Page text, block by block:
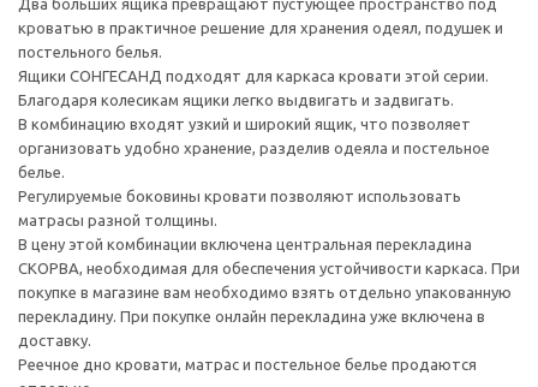
кроватью в практичное решение для хранения одеял, подушек и
постельного белья.
Ящики СОНГЕСАНД подходят для каркаса кровати этой серии.
Благодаря колесикам ящики легко выдвигать и задвигать.
В комбинацию входят узкий и широкий ящик, что позволяет
организовать удобно хранение, разделив одеяла и постельное
белье.
Регулируемые боковины кровати позволяют использовать
матрасы разной толщины.
В цену этой комбинации включена центральная перекладина
СКОРВА, необходимая для обеспечения устойчивости каркаса. При
покупке в магазине вам необходимо взять отдельно упакованную
перекладину. При покупке онлайн перекладина уже включена в
доставку.
Реечное дно кровати, матрас и постельное белье продаются